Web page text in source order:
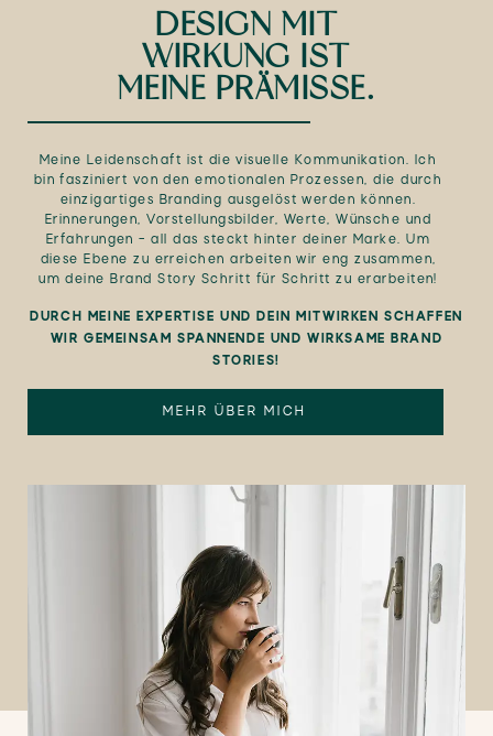
DESIGN MIT
WIRKUNG IST
MEINE PRÄMISSE.
Meine Leidenschaft ist die visuelle Kommunikation. Ich
bin fasziniert von den emotionalen Prozessen, die durch
einzigartiges Branding ausgelöst werden können.
Erinnerungen, Vorstellungsbilder, Werte, Wünsche und
Erfahrungen – all das steckt hinter deiner Marke. Um
diese Ebene zu erreichen arbeiten wir eng zusammen,
um deine Brand Story Schritt für Schritt zu erarbeiten!
DURCH MEINE EXPERTISE UND DEIN MITWIRKEN SCHAFFEN
WIR GEMEINSAM SPANNENDE UND WIRKSAME BRAND
STORIES!
MEHR ÜBER MICH